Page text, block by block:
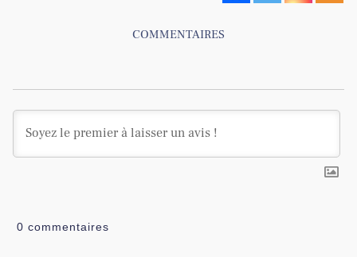
COMMENTAIRES
0 commentaires